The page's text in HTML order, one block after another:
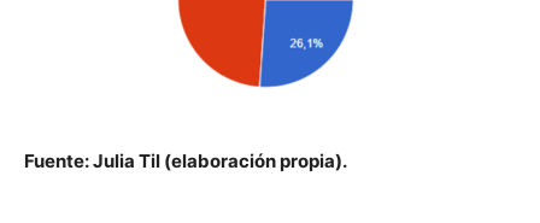
Fuente: Julia Til (elaboración propia).